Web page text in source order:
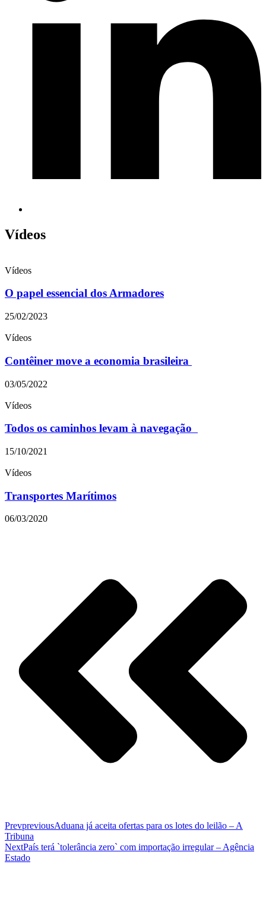
Vídeos
Vídeos
O papel essencial dos Armadores
25/02/2023
Vídeos
Contêiner move a economia brasileira
03/05/2022
Vídeos
Todos os caminhos levam à navegação
15/10/2021
Vídeos
Transportes Marítimos
06/03/2020
PrevpreviousAduana já aceita ofertas para os lotes do leilão – A
Tribuna
NextPaís terá `tolerância zero` com importação irregular – Agência
Estado